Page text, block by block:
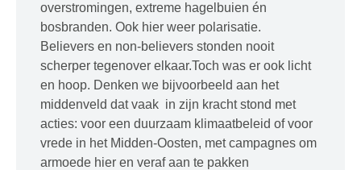
overstromingen, extreme hagelbuien én
bosbranden. Ook hier weer polarisatie.
Believers en non-believers stonden nooit
scherper tegenover elkaar.Toch was er ook licht
en hoop. Denken we bijvoorbeeld aan het
middenveld dat vaak in zijn kracht stond met
acties: voor een duurzaam klimaatbeleid of voor
vrede in het Midden-Oosten, met campagnes om
armoede hier en veraf aan te pakken